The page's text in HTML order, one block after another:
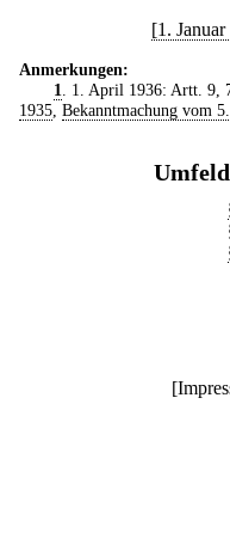
[1.
Anmerkungen:
1
. 1. April 1936: Artt. 9,
1935 Bekanntmachung vom
[